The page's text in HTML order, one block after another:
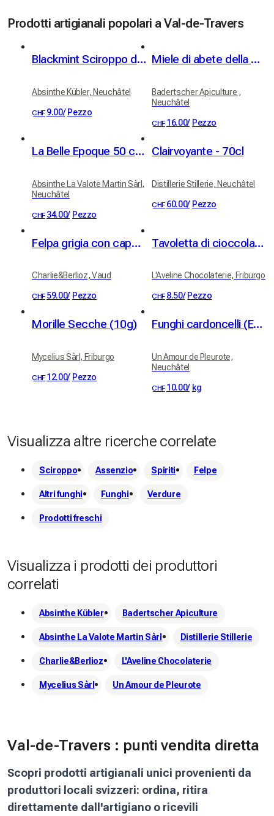
Prodotti artigianali popolari a Val-de-Travers
Blackmint Sciroppo di menta (analcolico) 75cl
Absinthe Kübler, Neuchâtel
CHF 9.00/ Pezzo
Miele di abete della Val-de-Travers
Badertscher Apiculture ,
Neuchâtel
CHF 16.00/ Pezzo
La Belle Epoque 50 cl, 54% vol.
Absinthe La Valote Martin Sàrl,
Neuchâtel
CHF 34.00/ Pezzo
Clairvoyante - 70cl
Distillerie Stillerie, Neuchâtel
CHF 60.00/ Pezzo
Felpa grigia con cappuccio Charlie&Berlioz taglia S
Charlie&Berlioz, Vaud
CHF 59.00/ Pezzo
Tavoletta di cioccolato fondente - nocciole tostate e caramellate
L'Aveline Chocolaterie, Friburgo
CHF 8.50/ Pezzo
Morille Secche (10g)
Mycelius Sàrl, Friburgo
CHF 12.00/ Pezzo
Funghi cardoncelli (Eryngii)
Un Amour de Pleurote,
Neuchâtel
CHF 10.00/ kg
Visualizza altre ricerche correlate
Sciroppo Assenzio Spiriti Felpe
Altri funghi Funghi Verdure
Prodotti freschi
Visualizza i prodotti dei produttori
correlati
Absinthe Kübler Badertscher Apiculture
Absinthe La Valote Martin Sàrl Distillerie Stillerie
Charlie&Berlioz L'Aveline Chocolaterie
Mycelius Sàrl Un Amour de Pleurote
Val-de-Travers : punti vendita diretta
Scopri prodotti artigianali unici provenienti da
produttori locali svizzeri: ordina, ritira
direttamente dall'artigiano o ricevili